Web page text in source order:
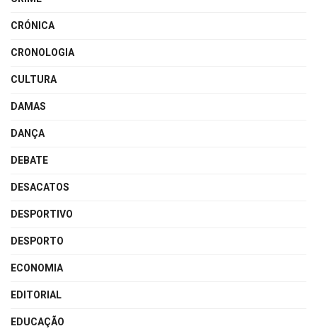
CRÓNICA
CRONOLOGIA
CULTURA
DAMAS
DANÇA
DEBATE
DESACATOS
DESPORTIVO
DESPORTO
ECONOMIA
EDITORIAL
EDUCAÇÃO